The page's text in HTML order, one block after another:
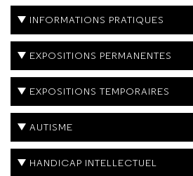
INFORMATIONS PRATIQUES
EXPOSITIONS PERMANENTES
EXPOSITIONS TEMPORAIRES
AUTISME
HANDICAP INTELLECTUEL